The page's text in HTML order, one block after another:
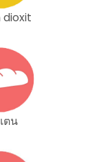
dioxit
ตน